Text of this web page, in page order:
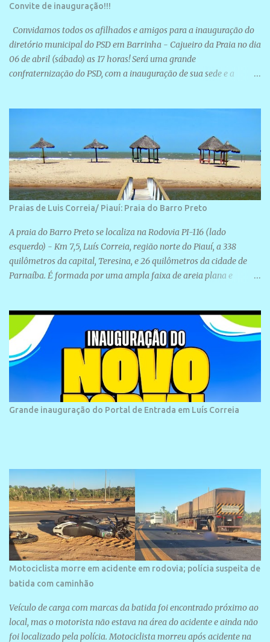
Convite de inauguração!!!
Convidamos todos os afilhados e amigos para a inauguração do
diretório municipal do PSD em Barrinha - Cajueiro da Praia no dia
06 de abril (sábado) as 17 horas! Será uma grande
confraternização do PSD, com a inauguração de sua sede e a
Praias de Luis Correia/ Piauí: Praia do Barro Preto
A praia do Barro Preto se localiza na Rodovia PI-116 (lado
esquerdo) - Km 7,5, Luís Correia, região norte do Piauí, a 338
quilômetros da capital, Teresina, e 26 quilômetros da cidade de
Parnaíba. É formada por uma ampla faixa de areia plana e
devido ao extensivo molhe de pedras que não chegam a 2 metros
de altura, não apresentando dunas em seu espaço geográfico. Não
se sabe ao certo porque a praia leva esse nome, e muitas das suas
historias foram esquecidas ao longo do tempo. A praia é
frequentada por moradores e turistas, em geral veranistas
piauienses e, em menor número, pessoas de estados vizinhos. O
bairro onde se localiza a praia é palco de amplos investimentos e
Grande inauguração do Portal de Entrada em Luís Correia
Motociclista morre em acidente em rodovia; polícia suspeita de
batida com caminhão
Veículo de carga com marcas da batida foi encontrado próximo ao
local, mas o motorista não estava na área do acidente e ainda não
foi localizado pela polícia. Motociclista morreu após acidente na